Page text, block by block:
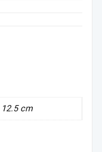
12.5 cm